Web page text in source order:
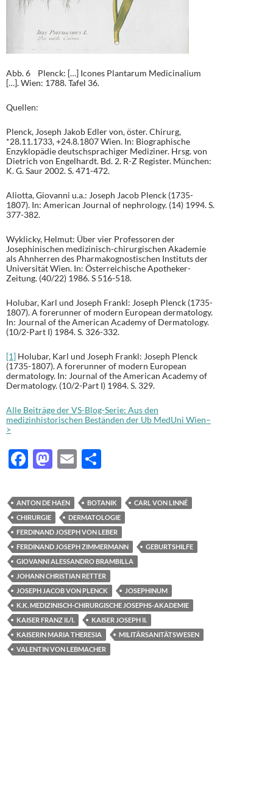
Abb. 6 Plenck: […] Icones Plantarum Medicinalium
[…]. Wien: 1788. Tafel 36.
Quellen:
Plenck, Joseph Jakob Edler von, öster. Chirurg,
*28.11.1733, +24.8.1807 Wien. In: Biographische
Enzyklopädie deutschsprachiger Mediziner. Hrsg. von
Dietrich von Engelhardt. Bd. 2. R-Z Register. München:
K. G. Saur 2002. S. 471-472.
Aliotta, Giovanni u.a.: Joseph Jacob Plenck (1735-
1807). In: American Journal of nephrology. (14) 1994. S.
377-382.
Wyklicky, Helmut: Über vier Professoren der
Josephinischen medizinisch-chirurgischen Akademie
als Ahnherren des Pharmakognostischen Instituts der
Universität Wien. In: Österreichische Apotheker-
Zeitung. (40/22) 1986. S 516-518.
Holubar, Karl und Joseph Frankl: Joseph Plenck (1735-
1807). A forerunner of modern European dermatology.
In: Journal of the American Academy of Dermatology.
(10/2-Part I) 1984. S. 326-332.
[1] Holubar, Karl und Joseph Frankl: Joseph Plenck
(1735-1807). A forerunner of modern European
dermatology. In: Journal of the American Academy of
Dermatology. (10/2-Part I) 1984. S. 329.
Alle Beiträge der VS-Blog-Serie: Aus den
medizinhistorischen Beständen der Ub MedUni Wien–
>
F
e
b
o
o
k
M
to
d
o
n
E
ail le
n
ANTON DE HAEN BOTANIK
CARL VON LINNÉ
CHIRURGIE
DERMATOLOGIE
FERDINAND JOSEPH VON LEBER
FERDINAND JOSEPH ZIMMERMANN
GEBURTSHILFE
GIOVANNI ALESSANDRO BRAMBILLA
JOHANN CHRISTIAN RETTER
JOSEPH JACOB VON PLENCK
JOSEPHINUM
K.K. MEDIZINISCH-CHIRURGISCHE JOSEPHS-AKADEMIE
KAISER FRANZ II./I.
KAISER JOSEPH II.
KAISERIN MARIA THERESIA
MILITÄRSANITÄTSWESEN
VALENTIN VON LEBMACHER